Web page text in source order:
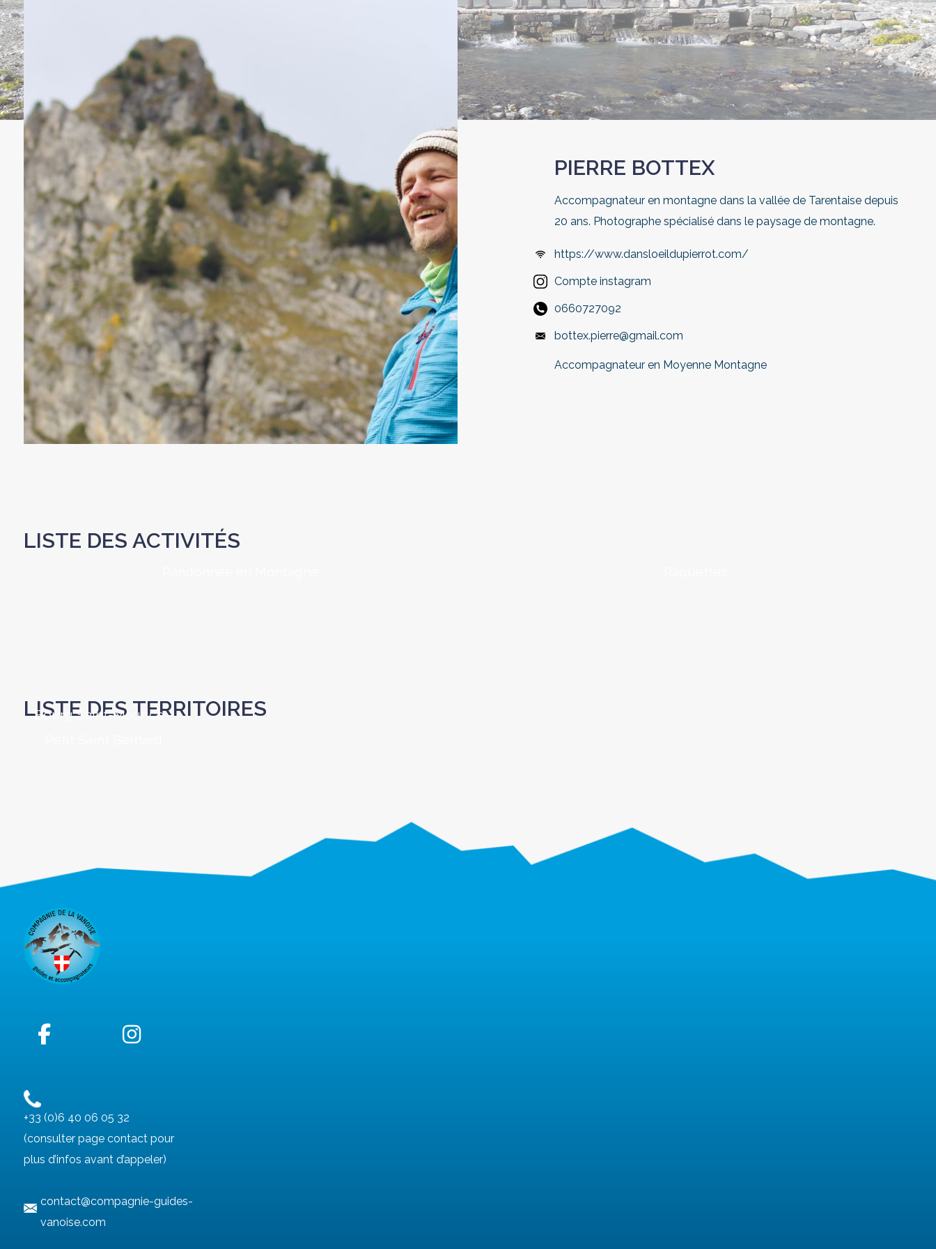
PIERRE BOTTEX
Accompagnateur en montagne dans la vallée de Tarentaise depuis
20 ans. Photographe spécialisé dans le paysage de montagne.
https://www.dansloeildupierrot.com/
Compte instagram
0660727092
bottex.pierre@gmail.com
Accompagnateur en Moyenne Montagne
LISTE DES ACTIVITÉS
LISTE DES TERRITOIRES
Bourg Saint-Maurice -
+33 (0)6 40 06 05 32
(consulter page contact pour
plus d’infos avant d’appeler)
contact@compagnie-guides-
vanoise.com